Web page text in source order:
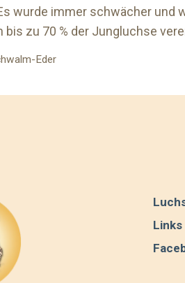
wurde immer schwächer und
bis zu 70 % der Jungluchse
Eder
Links